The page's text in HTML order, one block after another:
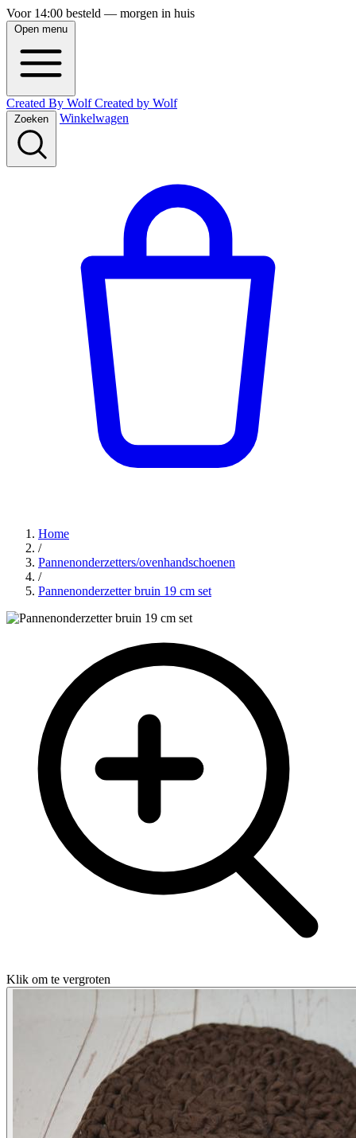
Voor 14:00 besteld — morgen in huis
Open menu
Created By Wolf Created by Wolf
Zoeken Winkelwagen
Home
/
Pannenonderzetters/ovenhandschoenen
/
Pannenonderzetter bruin 19 cm set
Klik om te vergroten